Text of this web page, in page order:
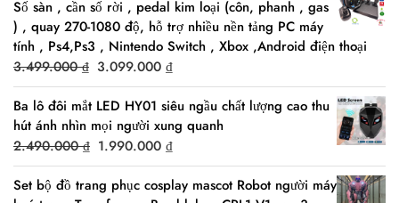
Số sàn , cần số rời , pedal kim loại (côn, phanh , gas
) , quay 270-1080 độ, hỗ trợ nhiều nền tảng PC máy
tính , Ps4,Ps3 , Nintendo Switch , Xbox ,Android điện thoại
3.499.000₫ Original
price
was:
3.499.000 ₫.
3.099.000 ₫
price
is:
3.099.000 ₫.
Ba lô đôi mắt LED HY01 siêu ngầu chất lượng cao thu
hút ánh nhìn mọi người xung quanh
2.490.000₫ Original
price
was:
1.990.000 ₫
price
is:
Set bộ đồ trang phục cosplay mascot Robot người máy